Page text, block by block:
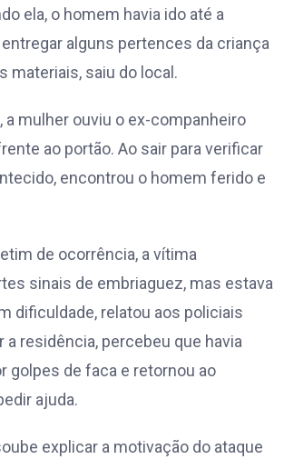
ela, o homem havia ido até a
alguns pertences da criança
materiais, saiu do local.
a mulher ouviu o ex-companheiro
ao portão. Ao sair para verificar
encontrou o homem ferido e
de ocorrência, a vítima
sinais de embriaguez, mas estava
dificuldade, relatou aos policiais
a residência, percebeu que havia
golpes de faca e retornou ao
ajuda.
explicar a motivação do ataque